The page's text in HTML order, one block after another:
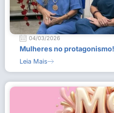
04/03/2026
Mulheres no protagonismo!
Leia Mais